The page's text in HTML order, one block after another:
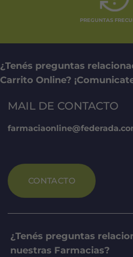
PREGUNTAS
¿Tenés preguntas
Carrito Online?
MAIL DE CONTACTO
CONTACTO
¿Tenés preguntas
nuestras Farmacias?